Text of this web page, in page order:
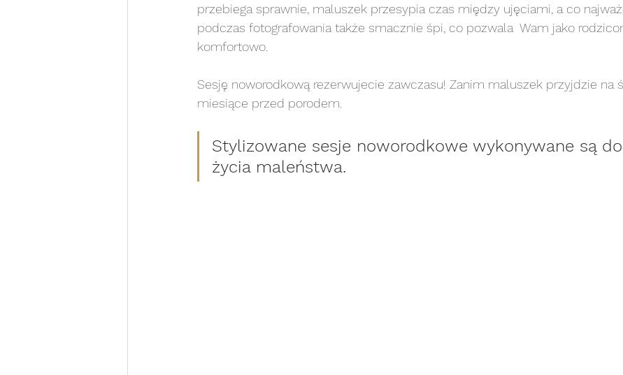
sesja noworodkowa white sesja plenerowa sesja portretowa sesja
sesja rodzinna WHITE
Chrzest Święty
przebiega sprawnie, maluszek przesypia czas między ujęciami, a co
podczas fotografowania także smacznie śpi, co pozwala  Wam jako
komfortowo.
Sesję noworodkową rezerwujecie zawczasu! Zanim maluszek przyjdzie na
miesiące przed porodem.
Stylizowane sesje noworodkowe wykonywane są
życia maleństwa.